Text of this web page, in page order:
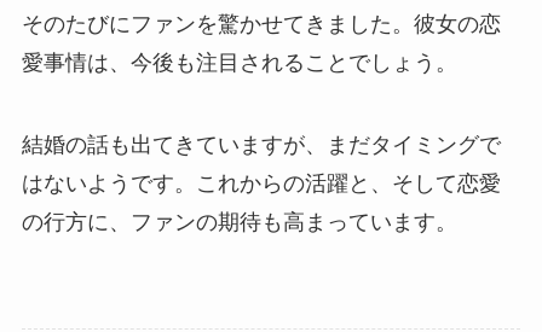
そのたびにファンを驚かせてきました。彼女の恋
愛事情は、今後も注目されることでしょう。
結婚の話も出てきていますが、まだタイミングで
はないようです。これからの活躍と、そして恋愛
の行方に、ファンの期待も高まっています。